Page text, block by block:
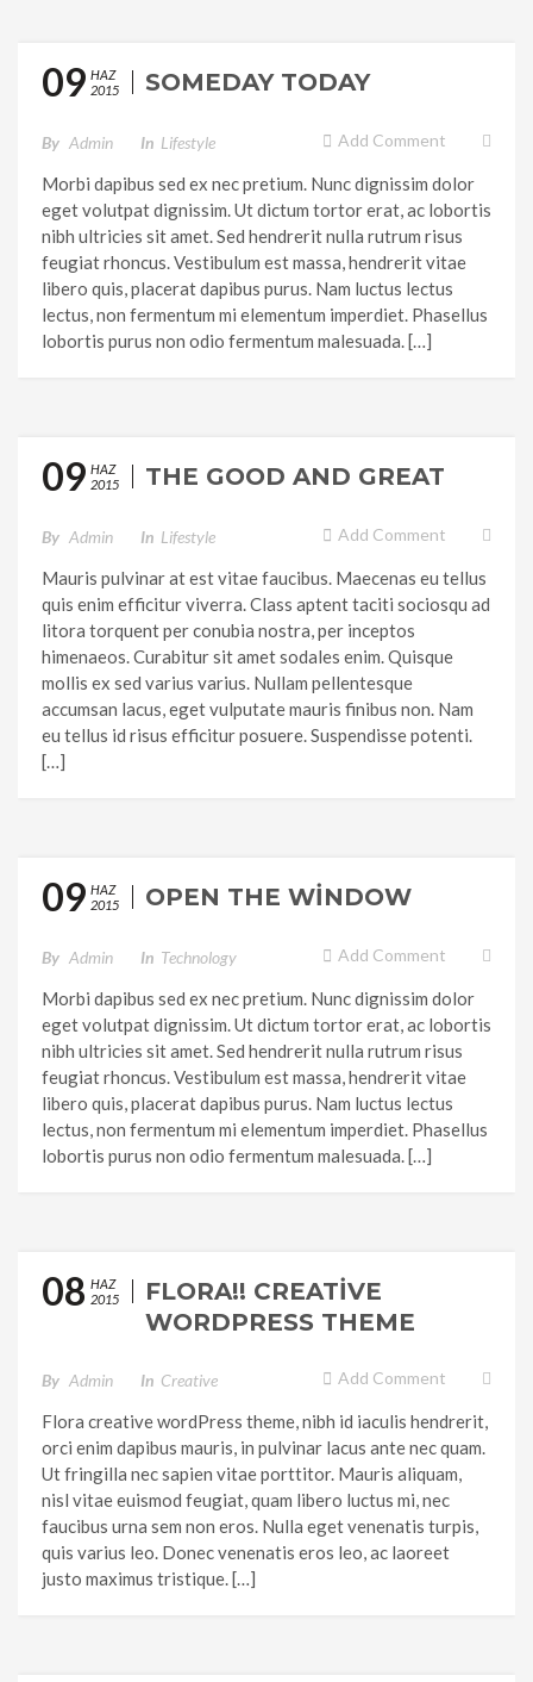
09 HAZ
2015
SOMEDAY TODAY
By Admin In Lifestyle Add Comment
Morbi dapibus sed ex nec pretium. Nunc dignissim dolor
eget volutpat dignissim. Ut dictum tortor erat, ac lobortis
nibh ultricies sit amet. Sed hendrerit nulla rutrum risus
feugiat rhoncus. Vestibulum est massa, hendrerit vitae
libero quis, placerat dapibus purus. Nam luctus lectus
lectus, non fermentum mi elementum imperdiet. Phasellus
lobortis purus non odio fermentum malesuada. […]
09 HAZ
2015
THE GOOD AND GREAT
By Admin In Lifestyle Add Comment
Mauris pulvinar at est vitae faucibus. Maecenas eu tellus
quis enim efficitur viverra. Class aptent taciti sociosqu ad
litora torquent per conubia nostra, per inceptos
himenaeos. Curabitur sit amet sodales enim. Quisque
mollis ex sed varius varius. Nullam pellentesque
accumsan lacus, eget vulputate mauris finibus non. Nam
eu tellus id risus efficitur posuere. Suspendisse potenti.
[…]
09 HAZ
2015
OPEN THE WINDOW
By Admin In Technology Add Comment
Morbi dapibus sed ex nec pretium. Nunc dignissim dolor
eget volutpat dignissim. Ut dictum tortor erat, ac lobortis
nibh ultricies sit amet. Sed hendrerit nulla rutrum risus
feugiat rhoncus. Vestibulum est massa, hendrerit vitae
libero quis, placerat dapibus purus. Nam luctus lectus
lectus, non fermentum mi elementum imperdiet. Phasellus
lobortis purus non odio fermentum malesuada. […]
08 HAZ
2015
FLORA!! CREATIVE
WORDPRESS THEME
By Admin In Creative Add Comment
Flora creative wordPress theme, nibh id iaculis hendrerit,
orci enim dapibus mauris, in pulvinar lacus ante nec quam.
Ut fringilla nec sapien vitae porttitor. Mauris aliquam,
nisl vitae euismod feugiat, quam libero luctus mi, nec
faucibus urna sem non eros. Nulla eget venenatis turpis,
quis varius leo. Donec venenatis eros leo, ac laoreet
justo maximus tristique. […]